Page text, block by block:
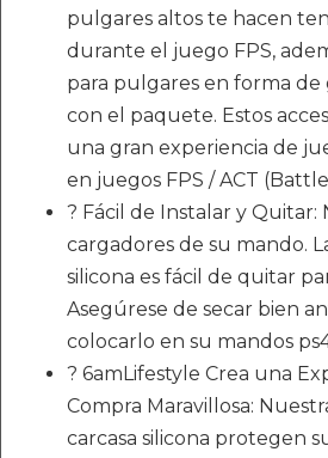
pulgares altos te hacen
durante el juego FPS,
para pulgares en forma de
con el paquete. Estos
una gran experiencia de
en juegos FPS / ACT
? Fácil de Instalar y
cargadores de su mando.
silicona es fácil de quitar
Asegúrese de secar bien
colocarlo en su mandos
? 6amLifestyle Crea una
Compra Maravillosa:
carcasa silicona protegen